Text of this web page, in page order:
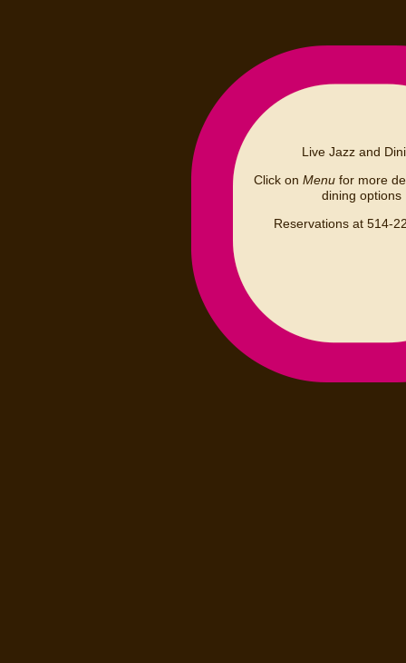
Live Jazz and
Click on Menufor more
dining options
Reservations at 514-